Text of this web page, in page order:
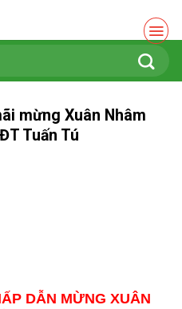
mừng Xuân Nhâm
Tuấn Tú
DẪN MỪNG XUÂN